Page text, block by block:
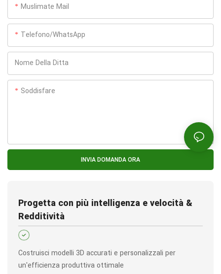
Muslimate Mail
Telefono/WhatsApp
Nome Della Ditta
Soddisfare
INVIA DOMANDA ORA
Progetta con più intelligenza e velocità &
Redditività
Costruisci modelli 3D accurati e personalizzali per
un'efficienza produttiva ottimale